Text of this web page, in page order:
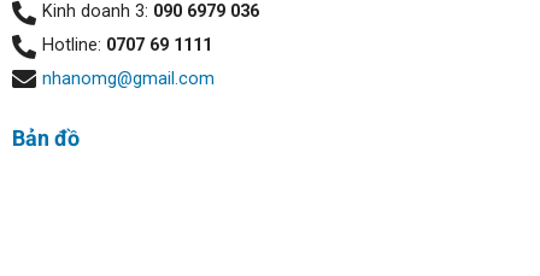
Kinh doanh 3: 090 6979 036
Hotline: 0707 69 1111
nhanomg@gmail.com
Bản đồ